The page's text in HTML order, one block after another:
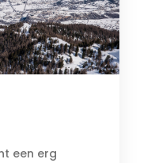
een erg